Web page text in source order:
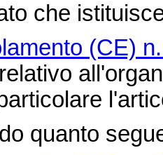
che
(CE)
relativo
quanto